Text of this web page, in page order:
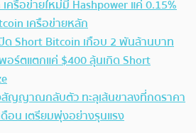
ครือข่ายใหม่มี Hashpower แค่ 0.15%
เครือข่ายหลัก
ด Short Bitcoin เกือบ 2 พันล้านบาท
อร์ตแตกแค่ $400 ลุ้นเกิด Short
สัญญาณกลับตัว ทะลุเส้นขาลงที่กดราคา
อน เตรียมพุ่งอย่างรุนแรง